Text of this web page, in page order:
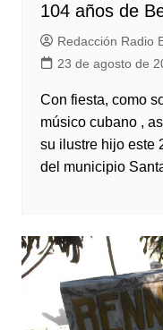
104 años de
Redacción Radio
23 de agosto de
Con fiesta, como
músico cubano ,
su ilustre hijo este
del municipio